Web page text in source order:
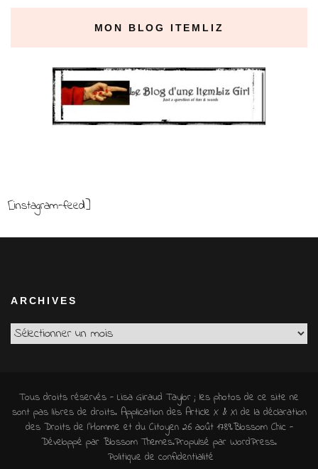
MON BLOG ITEMLIZ
[instagram-feed]
ARCHIVES
Archives
Tous droits réservés - Lisa Giraud Taylor ; les photos de ce site ne
sont pas libres de droits. Application des Article X & XI de la déclaration
des Droits de l'Homme et du Citoyen 26 août 1789.Blossom Chic -
Développé par Blossom Themes.Propulsé par WordPress.
Politique de confidentialité